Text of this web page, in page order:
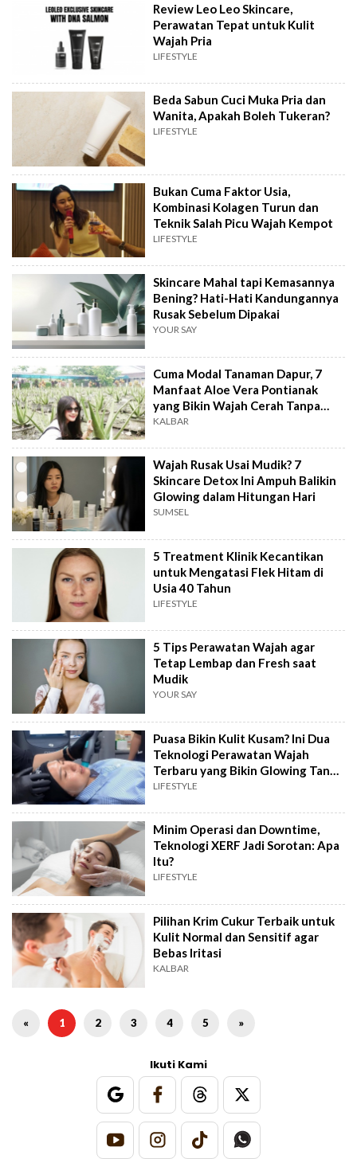
Review Leo Leo Skincare,
Perawatan Tepat untuk Kulit
Wajah Pria
LIFESTYLE
Beda Sabun Cuci Muka Pria dan
Wanita, Apakah Boleh Tukeran?
LIFESTYLE
Bukan Cuma Faktor Usia,
Kombinasi Kolagen Turun dan
Teknik Salah Picu Wajah Kempot
LIFESTYLE
Skincare Mahal tapi Kemasannya
Bening? Hati-Hati Kandungannya
Rusak Sebelum Dipakai
YOUR SAY
Cuma Modal Tanaman Dapur, 7
Manfaat Aloe Vera Pontianak
yang Bikin Wajah Cerah Tanpa
Skincare Mahal
KALBAR
Wajah Rusak Usai Mudik? 7
Skincare Detox Ini Ampuh Balikin
Glowing dalam Hitungan Hari
SUMSEL
5 Treatment Klinik Kecantikan
untuk Mengatasi Flek Hitam di
Usia 40 Tahun
LIFESTYLE
5 Tips Perawatan Wajah agar
Tetap Lembap dan Fresh saat
Mudik
YOUR SAY
Puasa Bikin Kulit Kusam? Ini Dua
Teknologi Perawatan Wajah
Terbaru yang Bikin Glowing Tanpa
Downtime
LIFESTYLE
Minim Operasi dan Downtime,
Teknologi XERF Jadi Sorotan: Apa
Itu?
LIFESTYLE
Pilihan Krim Cukur Terbaik untuk
Kulit Normal dan Sensitif agar
Bebas Iritasi
KALBAR
« 1 2 3 4 5 »
Ikuti Kami